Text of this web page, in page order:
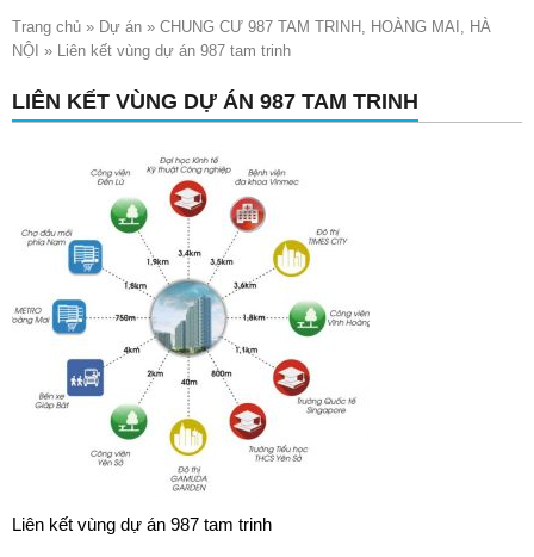
Trang chủ » Dự án » CHUNG CƯ 987 TAM TRINH, HOÀNG MAI, HÀ
NỘI » Liên kết vùng dự án 987 tam trinh
LIÊN KẾT VÙNG DỰ ÁN 987 TAM TRINH
Liên kết vùng dự án 987 tam trinh